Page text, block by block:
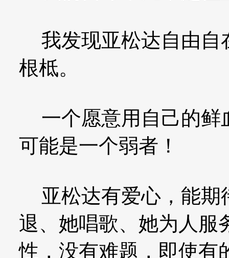
我发现亚松达自由自
根柢。
一个愿意用自己的鲜
可能是一个弱者！
亚松达有爱心，能期
退、她唱歌、她为人服
性，没有难题，即使有